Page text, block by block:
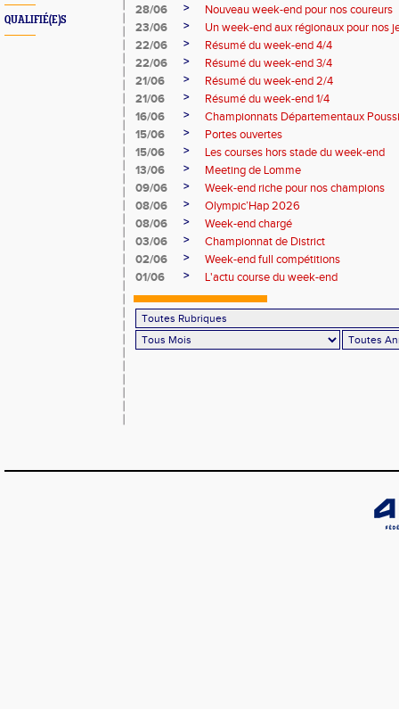
QUALIFIÉ(E)S
28/06
>
Nouveau week-end pour nos coureurs
23/06
>
Un week-end aux régionaux pour nos
22/06
>
Résumé du week-end 4/4
22/06
>
Résumé du week-end 3/4
21/06
>
Résumé du week-end 2/4
21/06
>
Résumé du week-end 1/4
16/06
>
Championnats Départementaux
15/06
>
Portes ouvertes
15/06
>
Les courses hors stade du week-end
13/06
>
Meeting de Lomme
09/06
>
Week-end riche pour nos champions
08/06
>
Olympic’Hap 2026
08/06
>
Week-end chargé
03/06
>
Championnat de District
02/06
>
Week-end full compétitions
01/06
> L'actu course du week-end